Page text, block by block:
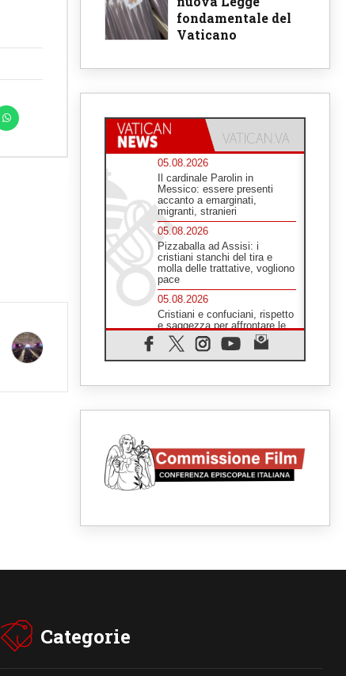
fondamentale del
Vaticano
05.08.2026
Il cardinale Parolin in
Messico: essere presenti
accanto a emarginati,
migranti, stranieri
05.08.2026
Pizzaballa ad Assisi: i
cristiani stanchi del tira e
molla delle trattative, vogliono
pace
05.08.2026
Cristiani e confuciani, rispetto
e saggezza per affrontare le
"sfide urgenti" di oggi
Makrickas: la grazia di Dio
05.08.2026
vogliamo cose grandi"
05.08.2026
Parolin ai preti del Guatemala:
05.08.2026
05.08.2026
non si arrende"
Categorie